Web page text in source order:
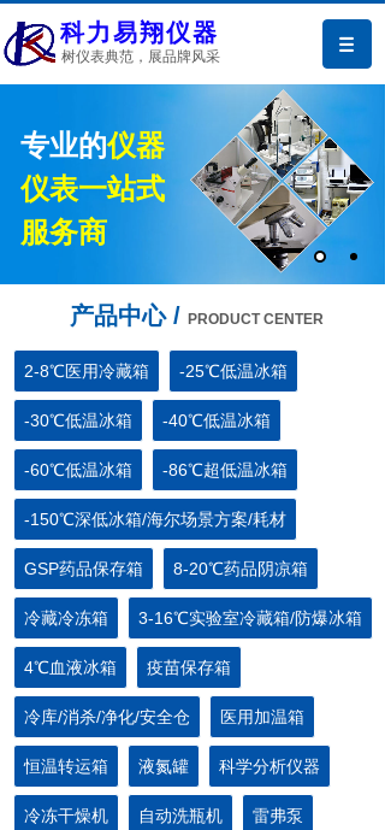
科力易翔仪器
树仪表典范，展品牌风采
专业的仪器
仪表一站式
服务商
产品中心 / PRODUCT CENTER
2-8℃医用冷藏箱 -25℃低温冰箱
-30℃低温冰箱 -40℃低温冰箱
-60℃低温冰箱 -86℃超低温冰箱
-150℃深低冰箱/海尔场景方案/耗材
GSP药品保存箱 8-20℃药品阴凉箱
冷藏冷冻箱 3-16℃实验室冷藏箱/防爆冰箱
4℃血液冰箱 疫苗保存箱
冷库/消杀/净化/安全仓 医用加温箱
恒温转运箱 液氮罐 科学分析仪器
冷冻干燥机 自动洗瓶机 雷弗泵